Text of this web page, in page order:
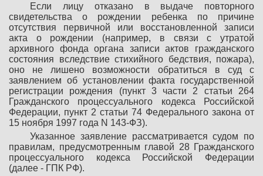
Если лицу отказано в выдаче повторного
свидетельства о рождении ребенка по причине
отсутствия первичной или восстановленной записи
акта о рождении (например, в связи с утратой
архивного фонда органа записи актов гражданского
состояния вследствие стихийного бедствия, пожара),
оно не лишено возможности обратиться в суд с
заявлением об установлении факта государственной
регистрации рождения (пункт 3 части 2 статьи 264
Гражданского процессуального кодекса Российской
Федерации, пункт 2 статьи 74 Федерального закона от
15 ноября 1997 года N 143-ФЗ).
Указанное заявление рассматривается судом по
правилам, предусмотренным главой 28 Гражданского
процессуального кодекса Российской Федерации
(далее - ГПК РФ).